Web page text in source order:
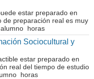
estar preparado en
de preparación real es muy
horas
Sociocultural y
estar preparado en
real del tiempo de estudio
horas